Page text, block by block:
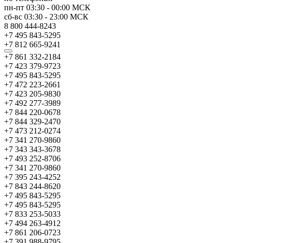
пн-пт 03:30 - 00:00 МСК
сб-вс 03:30 - 23:00 МСК
8 800 444-8243
+7 495 843-5295
+7 812 665-9241
+7 861 332-2184
+7 423 379-9723
+7 495 843-5295
+7 472 223-2661
+7 423 205-9830
+7 492 277-3989
+7 844 220-0678
+7 844 329-2470
+7 473 212-0274
+7 341 270-9860
+7 343 343-3678
+7 493 252-8706
+7 341 270-9860
+7 395 243-4252
+7 843 244-8620
+7 495 843-5295
+7 495 843-5295
+7 833 253-5033
+7 494 263-4912
+7 861 206-0723